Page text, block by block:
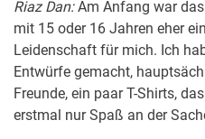
Riaz Dan:Am Anfang war
mit 15 oder 16 Jahren eher
Leidenschaft für mich. Ich
Entwürfe gemacht,
Freunde, ein paar T-Shirts,
erstmal nur Spaß an der